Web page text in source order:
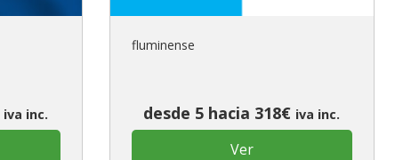
iva inc.
fluminense
desde 5 hacia 318€ iva inc.
Ver